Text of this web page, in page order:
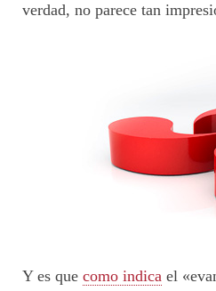
verdad, no parece tan
Y es que como indica el